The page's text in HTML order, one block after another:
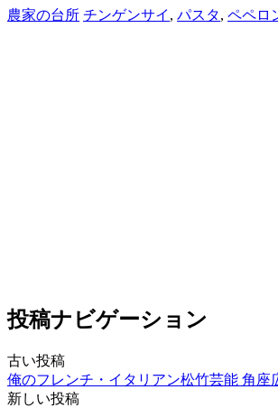
農家の台所 チンゲンサイ , パスタ, ペペロ
投稿ナビゲーション
古い投稿
俺のフレンチ・イタリアン松竹芸能 角座
新しい投稿